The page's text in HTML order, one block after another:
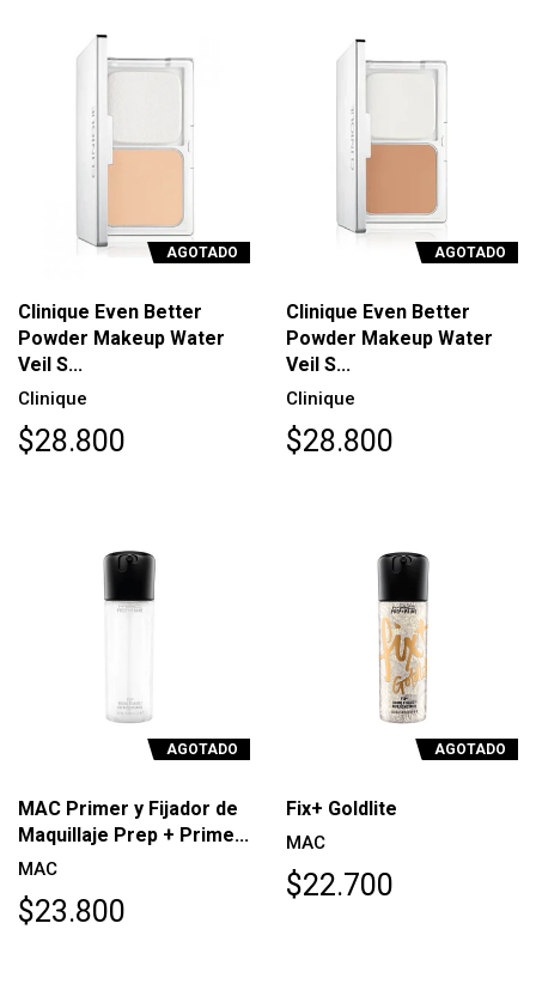
AGOTADO
Clinique Even Better
Powder Makeup Water
Veil S...
Clinique
$28.800
AGOTADO
Clinique Even Better
Powder Makeup Water
Veil S...
Clinique
$28.800
AGOTADO
MAC Primer y Fijador de
Maquillaje Prep + Prime...
MAC
$23.800
AGOTADO
Fix+ Goldlite
MAC
$22.700